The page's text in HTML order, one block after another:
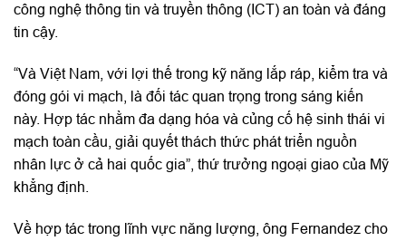
công nghệ thông tin và truyền thông (ICT) an toàn và đáng
tin cậy.
“Và Việt Nam, với lợi thế trong kỹ năng lắp ráp, kiểm tra và
đóng gói vi mạch, là đối tác quan trọng trong sáng kiến
này. Hợp tác nhằm đa dạng hóa và củng cố hệ sinh thái vi
mạch toàn cầu, giải quyết thách thức phát triển nguồn
nhân lực ở cả hai quốc gia”, thứ trưởng ngoại giao của Mỹ
khẳng định.
Về hợp tác trong lĩnh vực năng lượng, ông Fernandez cho